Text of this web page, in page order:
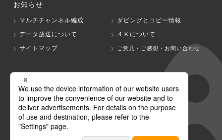
お知らせ
マルチチャンネル編成
ダビングとコピー情報
データ放送について
４Ｋについて
サイトマップ
ご意見・ご感想・お問い合わせ
グループ会社
テレビ朝日 テレ朝チャンネル